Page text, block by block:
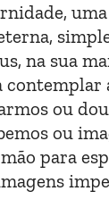
na sua
ou
ou
para